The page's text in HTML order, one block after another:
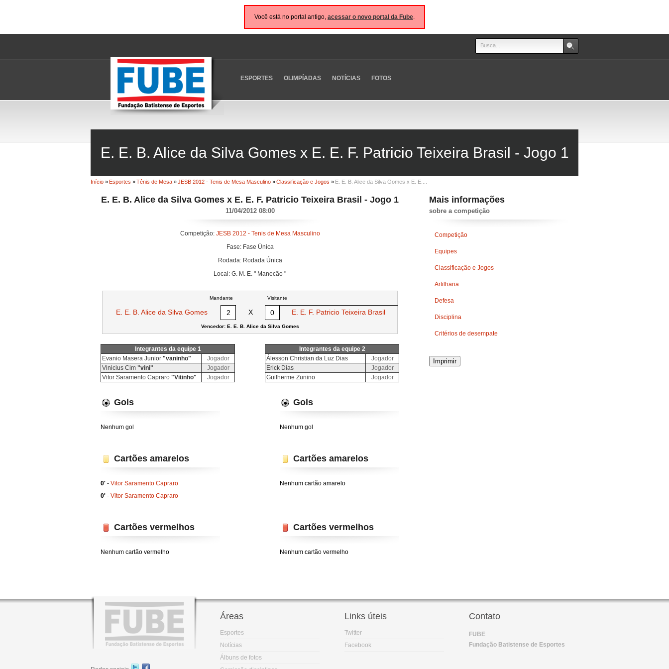
Você está no portal antigo, acessar o novo portal da Fube.
ESPORTES OLIMPÍADAS NOTÍCIAS FOTOS
E. E. B. Alice da Silva Gomes x E. E. F. Patricio Teixeira Brasil - Jogo 1
Início »Esportes »Tênis de Mesa »JESB 2012 - Tenis de Mesa Masculino »Classificação e Jogos » E. E. B. Alice da Silva Gomes x E. E....
Mais informações
sobre a competição
Competição
Equipes
Classificação e Jogos
Artilharia
Defesa
Disciplina
Critérios de desempate
Imprimir
E. E. B. Alice da Silva Gomes x E. E. F. Patricio Teixeira Brasil - Jogo 1
11/04/2012 08:00
Competição: JESB 2012 - Tenis de Mesa Masculino
Fase: Fase Única
Rodada: Rodada Única
Local: G. M. E. " Manecão "
Mandante Visitante
E. E. B. Alice da Silva Gomes 2 X 0 E. E. F. Patricio Teixeira Brasil
Vencedor: E. E. B. Alice da Silva Gomes
Integrantes da equipe 1
Evanio Masera Junior "vaninho"
Jogador
Vinicius Cim "vini"
Jogador
Vitor Saramento Capraro "Vitinho" Jogador
Integrantes da equipe 2
Álesson Christian da Luz Dias
Jogador
Erick Dias
Jogador
Guilherme Zunino
Jogador
Gols
Nenhum gol
Gols
Nenhum gol
Cartões amarelos
0' - Vitor Saramento Capraro
0' - Vitor Saramento Capraro
Cartões amarelos
Nenhum cartão amarelo
Cartões vermelhos
Nenhum cartão vermelho
Cartões vermelhos
Nenhum cartão vermelho
Áreas
Esportes
Notícias
Álbuns de fotos
Links úteis
Twitter
Facebook
Contato
FUBE
Fundação Batistense de Esportes